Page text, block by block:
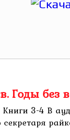
Годы без
3-4 В